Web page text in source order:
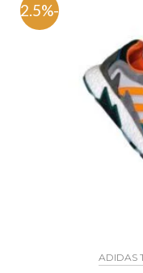
-42.5%